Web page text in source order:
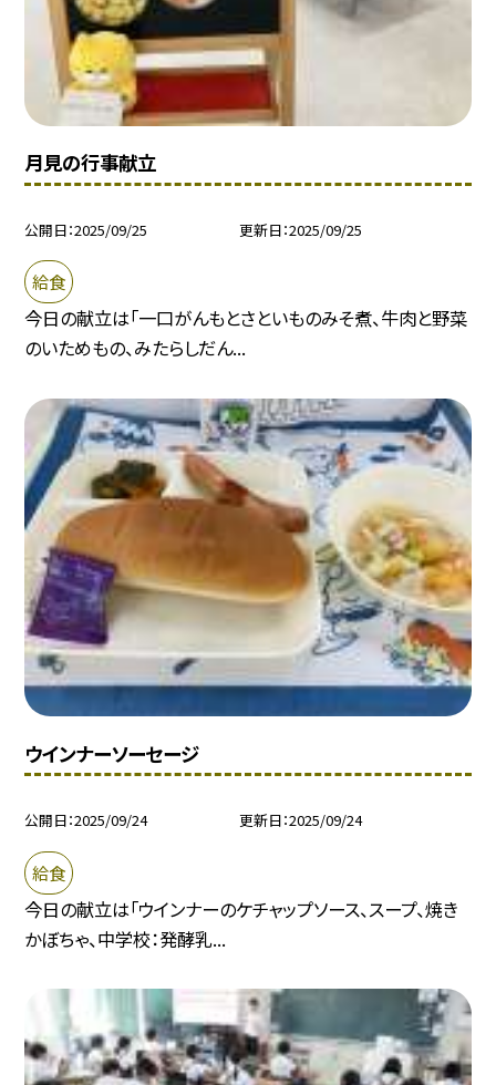
月見の行事献立
公開日 2025/09/25 更新日 2025/09/25
給食
今日の献立は「一口がんもとさといものみそ煮、牛肉と野菜
のいためもの、みたらしだん...
ウインナーソーセージ
公開日 2025/09/24 更新日 2025/09/24
給食
今日の献立は「ウインナーのケチャップソース、スープ、焼き
かぼちゃ、中学校：発酵乳...